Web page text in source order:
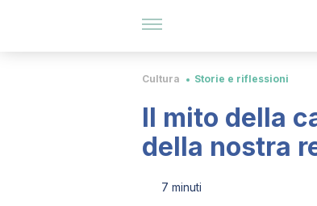
Cultura Storie e riflessioni
Il mito della
della nostra
7 minuti